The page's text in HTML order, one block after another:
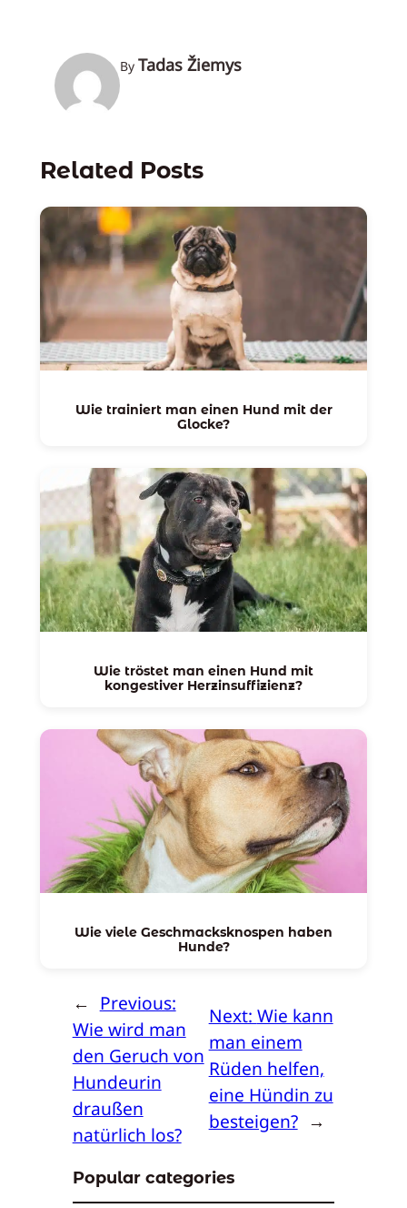
By Tadas Žiemys
Related Posts
Wie trainiert man einen Hund mit der
Glocke?
Wie tröstet man einen Hund mit
kongestiver Herzinsuffizienz?
Wie viele Geschmacksknospen haben
Hunde?
← Previous:
Wie wird man
den Geruch von
Hundeurin
draußen
natürlich los?
Next: Wie kann
man einem
Rüden helfen,
eine Hündin zu
besteigen? →
Popular categories